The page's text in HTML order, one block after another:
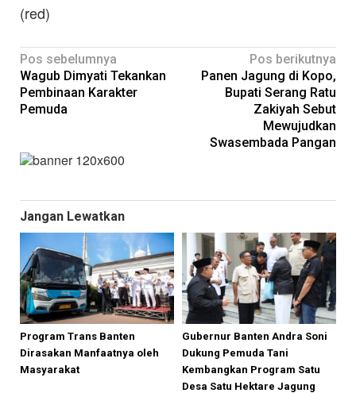
(red)
Navigasi
pos
Pos sebelumnya
Wagub Dimyati Tekankan
Pembinaan Karakter
Pemuda
Pos berikutnya
Panen Jagung di Kopo,
Bupati Serang Ratu
Zakiyah Sebut
Mewujudkan
Swasembada Pangan
Jangan Lewatkan
Program Trans Banten
Dirasakan Manfaatnya oleh
Masyarakat
Gubernur Banten Andra Soni
Dukung Pemuda Tani
Kembangkan Program Satu
Desa Satu Hektare Jagung